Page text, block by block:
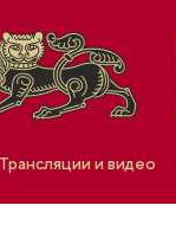
Трансляции и видео